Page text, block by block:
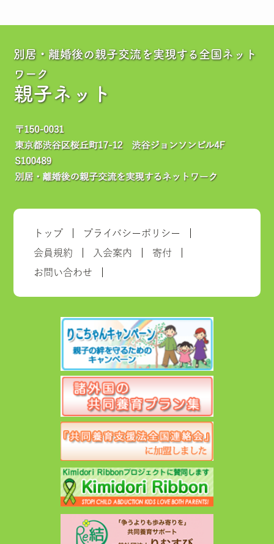
別居・離婚後の親子交流を実現する全国ネット
ワーク
親子ネット
トップ プライバシーポリシー
会員規約 入会案内 寄付
お問い合わせ